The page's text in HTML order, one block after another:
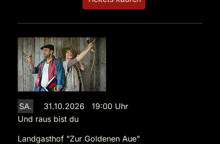
SA.
31.10.2026 19:00 Uhr
Und raus bist du
Landgasthof "Zur Goldenen Aue"